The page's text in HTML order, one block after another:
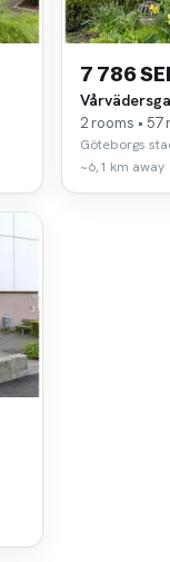
7 786
2 rooms • 57
Göteborgs
~6,1 km away